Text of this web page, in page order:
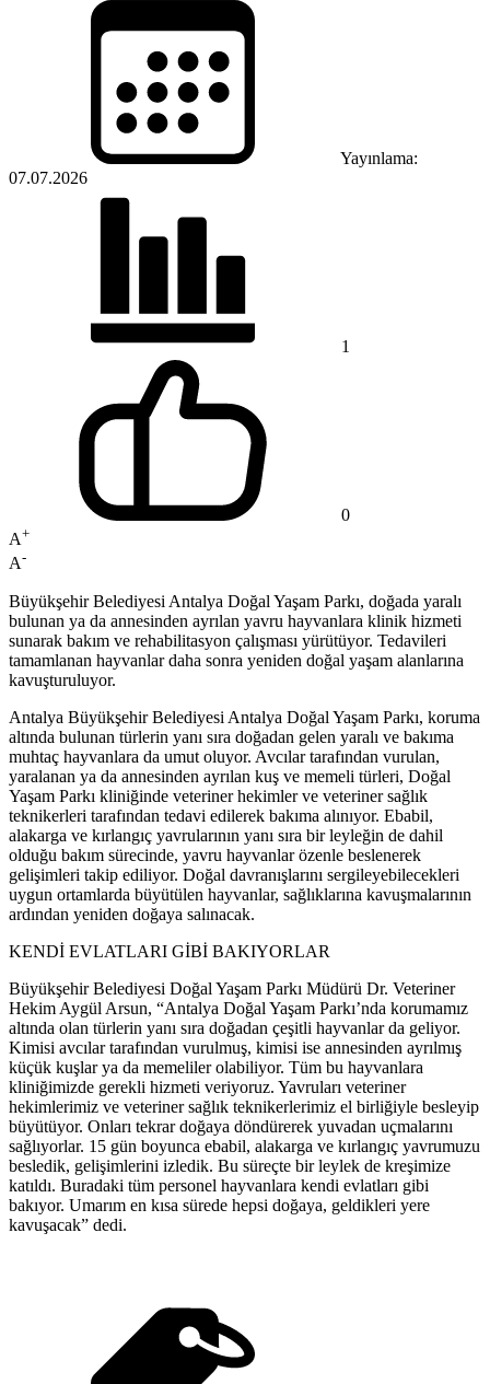
Yayınlama:
07.07.2026
1
0
A+
A-
Büyükşehir Belediyesi Antalya Doğal Yaşam Parkı, doğada yaralı
bulunan ya da annesinden ayrılan yavru hayvanlara klinik hizmeti
sunarak bakım ve rehabilitasyon çalışması yürütüyor. Tedavileri
tamamlanan hayvanlar daha sonra yeniden doğal yaşam alanlarına
kavuşturuluyor.
Antalya Büyükşehir Belediyesi Antalya Doğal Yaşam Parkı, koruma
altında bulunan türlerin yanı sıra doğadan gelen yaralı ve bakıma
muhtaç hayvanlara da umut oluyor. Avcılar tarafından vurulan,
yaralanan ya da annesinden ayrılan kuş ve memeli türleri, Doğal
Yaşam Parkı kliniğinde veteriner hekimler ve veteriner sağlık
teknikerleri tarafından tedavi edilerek bakıma alınıyor. Ebabil,
alakarga ve kırlangıç yavrularının yanı sıra bir leyleğin de dahil
olduğu bakım sürecinde, yavru hayvanlar özenle beslenerek
gelişimleri takip ediliyor. Doğal davranışlarını sergileyebilecekleri
uygun ortamlarda büyütülen hayvanlar, sağlıklarına kavuşmalarının
ardından yeniden doğaya salınacak.
KENDİ EVLATLARI GİBİ BAKIYORLAR
Büyükşehir Belediyesi Doğal Yaşam Parkı Müdürü Dr. Veteriner
Hekim Aygül Arsun, “Antalya Doğal Yaşam Parkı’nda korumamız
altında olan türlerin yanı sıra doğadan çeşitli hayvanlar da geliyor.
Kimisi avcılar tarafından vurulmuş, kimisi ise annesinden ayrılmış
küçük kuşlar ya da memeliler olabiliyor. Tüm bu hayvanlara
kliniğimizde gerekli hizmeti veriyoruz. Yavruları veteriner
hekimlerimiz ve veteriner sağlık teknikerlerimiz el birliğiyle besleyip
büyütüyor. Onları tekrar doğaya döndürerek yuvadan uçmalarını
sağlıyorlar. 15 gün boyunca ebabil, alakarga ve kırlangıç yavrumuzu
besledik, gelişimlerini izledik. Bu süreçte bir leylek de kreşimize
katıldı. Buradaki tüm personel hayvanlara kendi evlatları gibi
bakıyor. Umarım en kısa sürede hepsi doğaya, geldikleri yere
kavuşacak” dedi.